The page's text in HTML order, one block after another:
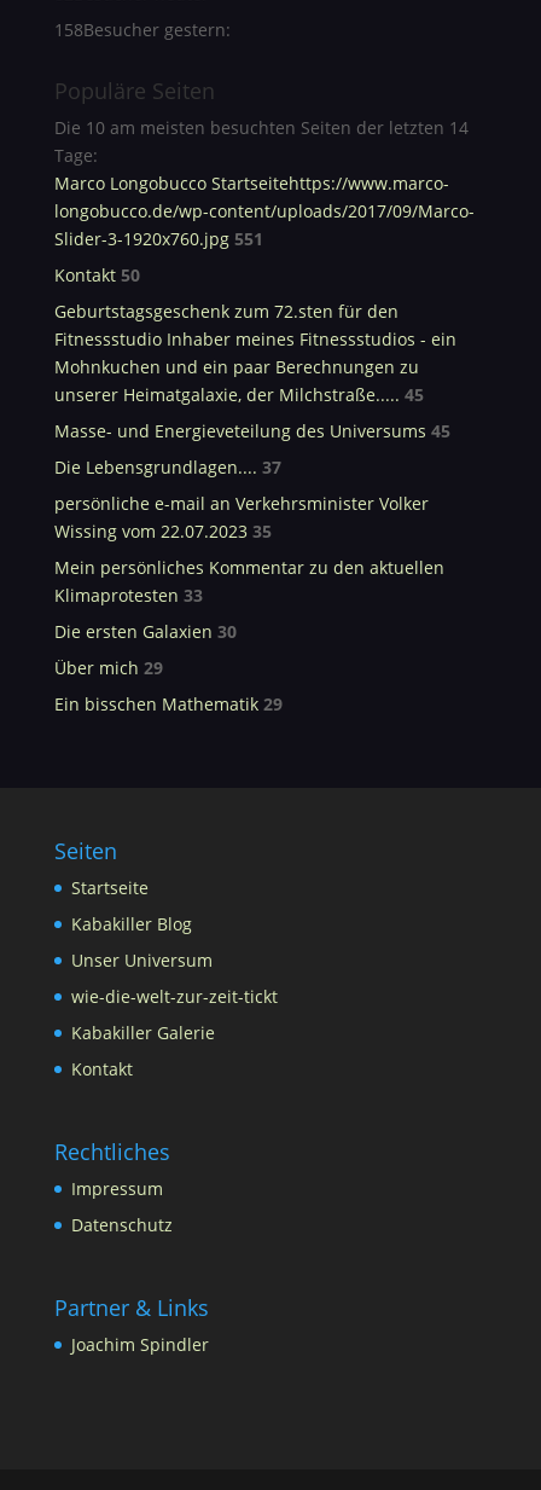
158Besucher gestern:
Populäre Seiten
Die 10 am meisten besuchten Seiten der letzten 14
Tage:
Marco Longobucco Startseitehttps://www.marco-
longobucco.de/wp-content/uploads/2017/09/Marco-
Slider-3-1920x760.jpg 551
Kontakt 50
Geburtstagsgeschenk zum 72.sten für den
Fitnessstudio Inhaber meines Fitnessstudios - ein
Mohnkuchen und ein paar Berechnungen zu
unserer Heimatgalaxie, der Milchstraße..... 45
Masse- und Energieveteilung des Universums 45
Die Lebensgrundlagen.... 37
persönliche e-mail an Verkehrsminister Volker
Wissing vom 22.07.2023 35
Mein persönliches Kommentar zu den aktuellen
Klimaprotesten 33
Die ersten Galaxien 30
Über mich 29
Ein bisschen Mathematik 29
Seiten
Startseite
Kabakiller Blog
Unser Universum
wie-die-welt-zur-zeit-tickt
Kabakiller Galerie
Kontakt
Rechtliches
Impressum
Datenschutz
Partner & Links
Joachim Spindler